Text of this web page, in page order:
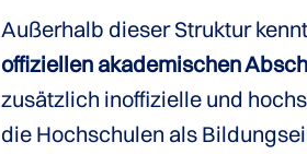
Außerhalb dieser Struktur
offiziellen akademischen
zusätzlich inoffizielle und
die Hochschulen als